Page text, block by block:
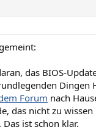
das BIOS-
Dingen
Forum nach
das nicht zu
ist schon klar.